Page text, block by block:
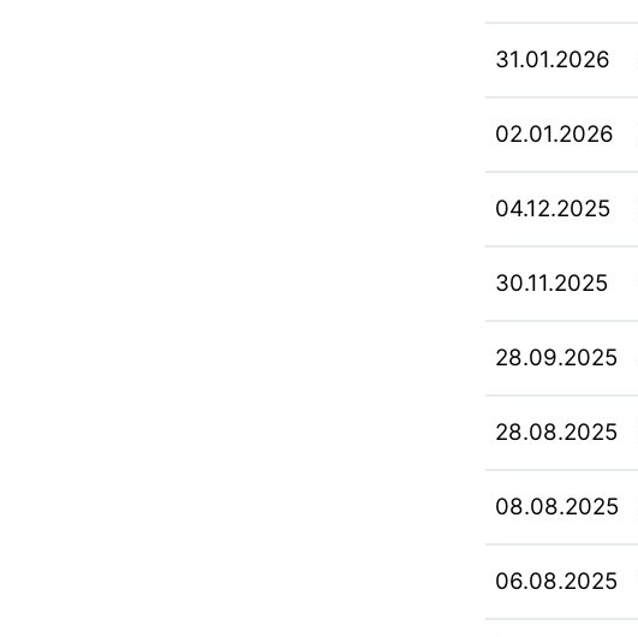
31.01.2026
02.01.2026
04.12.2025
30.11.2025
28.09.2025
28.08.2025
08.08.2025
06.08.2025